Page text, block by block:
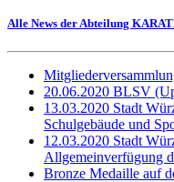
Alle News der Abteilung
20.06.2020 BLSV
13.03.2020 Stadt
Schulgebäude und
12.03.2020 Stadt
Allgemeinverfügung
Bronze Medaille auf